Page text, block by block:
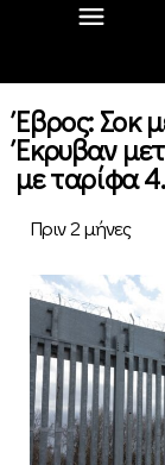
Έβρος: Σοκ
Έκρυβαν
με ταρίφα
Πριν 2 μήνες